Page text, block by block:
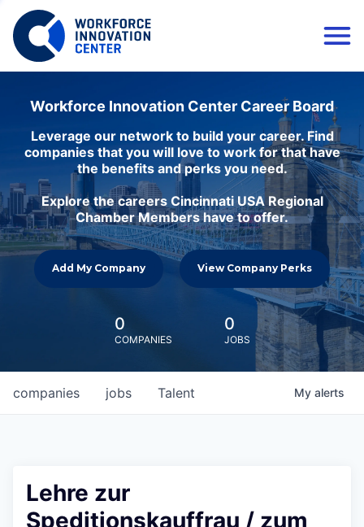
Workforce Innovation Center Career Board
Leverage our network to build your career. Find
companies that you will love to work for that have
the benefits and perks you need.
Explore the careers Cincinnati USA Regional
Chamber Members have to offer.
Add My Company View Company Perks
0
COMPANIES
0
JOBS
jobs
companies Talent My alerts
Lehre zur
Speditionskauffrau / zum